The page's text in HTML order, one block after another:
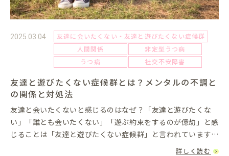
2025.03.04
友達に会いたくない・友達と遊びたくない症候群
人間関係
非定型うつ病
うつ病
社交不安障害
友達と遊びたくない症候群とは？メンタルの不調と
の関係と対処法
友達と会いたくないと感じるのはなぜ？「友達と遊びたくな
い」「誰とも会いたくない」「遊ぶ約束をするのが億劫」と感
じることは「友達と遊びたくない症候群」と言われています
が、実は誰にでもあることでもあります。しかし、その状態が
詳しく読む